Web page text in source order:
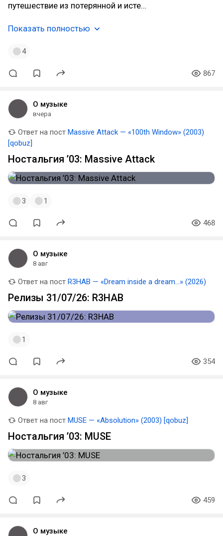
путешествие из потерянной и исте…
Показать полностью
4
867
О музыке
вчера
Ответ на пост Massive Attack — «100th Window» (2003)
[qobuz]
Ностальгия ’03: Massive Attack
3 1
468
О музыке
8 авг
Ответ на пост R3HAB — «Dream inside a dream…» (2026)
Релизы 31/07/26: R3HAB
1
354
О музыке
8 авг
Ответ на пост MUSE — «Absolution» (2003) [qobuz]
Ностальгия ’03: MUSE
3
459
О музыке